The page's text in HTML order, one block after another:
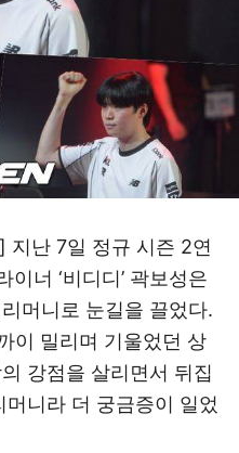
지난 7일 정규 시즌 2연
너 ‘비디디’ 곽보성은
머니로 눈길을 끌었다.
이 밀리며 기울었던 상
강점을 살리면서 뒤집
니라 더 궁금증이 일었